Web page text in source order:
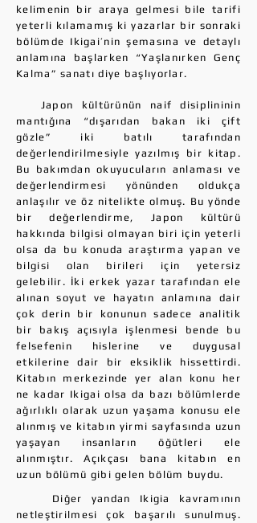
kelimenin bir araya gelmesi bile tarifi
yeterli kılamamış ki yazarlar bir sonraki
bölümde Ikigai’nin şemasına ve detaylı
anlamına başlarken “Yaşlanırken Genç
Kalma” sanatı diye başlıyorlar.
Japon kültürünün naif disiplininin
mantığına “dışarıdan bakan iki çift
gözle” iki batılı tarafından
değerlendirilmesiyle yazılmış bir kitap.
Bu bakımdan okuyucuların anlaması ve
değerlendirmesi yönünden oldukça
anlaşılır ve öz nitelikte olmuş. Bu yönde
bir değerlendirme, Japon kültürü
hakkında bilgisi olmayan biri için yeterli
olsa da bu konuda araştırma yapan ve
bilgisi olan birileri için yetersiz
gelebilir. İki erkek yazar tarafından ele
alınan soyut ve hayatın anlamına dair
çok derin bir konunun sadece analitik
bir bakış açısıyla işlenmesi bende bu
felsefenin hislerine ve duygusal
etkilerine dair bir eksiklik hissettirdi.
Kitabın merkezinde yer alan konu her
ne kadar Ikigai olsa da bazı bölümlerde
ağırlıklı olarak uzun yaşama konusu ele
alınmış ve kitabın yirmi sayfasında uzun
yaşayan insanların öğütleri ele
alınmıştır. Açıkçası bana kitabın en
uzun bölümü gibi gelen bölüm buydu.
Diğer yandan Ikigia kavramının
netleştirilmesi çok başarılı sunulmuş.